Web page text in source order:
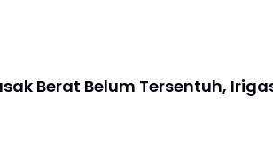
Berat Belum Tersentuh,